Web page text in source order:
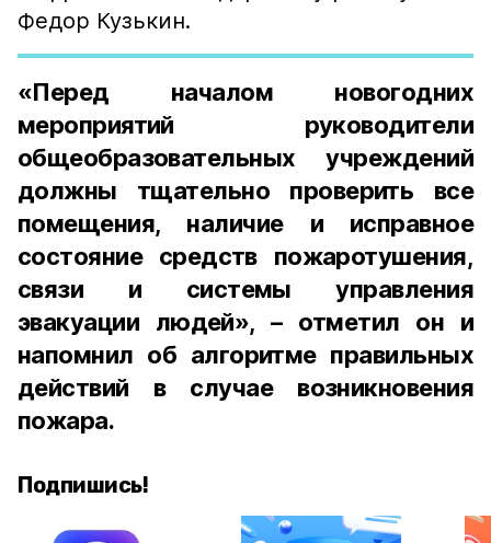
Федор Кузькин.
«Перед началом новогодних
мероприятий руководители
общеобразовательных учреждений
должны тщательно проверить все
помещения, наличие и исправное
состояние средств пожаротушения,
связи и системы управления
эвакуации людей», – отметил он и
напомнил об алгоритме правильных
действий в случае возникновения
пожара.
Подпишись!